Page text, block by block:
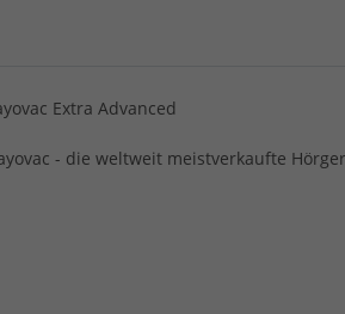
Extra Advanced
- die weltweit meistverkaufte